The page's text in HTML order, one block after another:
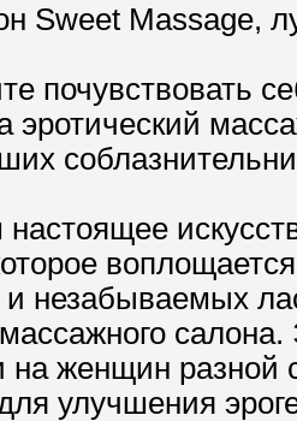
Sweet Massage,
почувствовать
эротический
и незабываемых
на женщин разной
улучшения